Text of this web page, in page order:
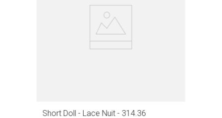
Short Doll - Lace Nuit - 314.36